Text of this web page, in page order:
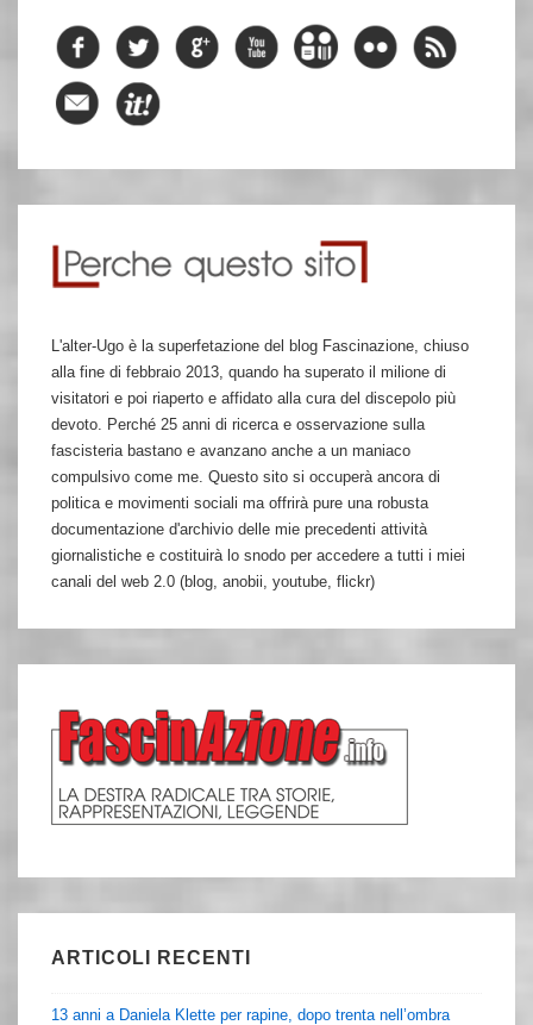
L'alter-Ugo è la superfetazione del blog Fascinazione, chiuso
alla fine di febbraio 2013, quando ha superato il milione di
visitatori e poi riaperto e affidato alla cura del discepolo più
devoto. Perché 25 anni di ricerca e osservazione sulla
fascisteria bastano e avanzano anche a un maniaco
compulsivo come me. Questo sito si occuperà ancora di
politica e movimenti sociali ma offrirà pure una robusta
documentazione d'archivio delle mie precedenti attività
giornalistiche e costituirà lo snodo per accedere a tutti i miei
canali del web 2.0 (blog, anobii, youtube, flickr)
ARTICOLI RECENTI
13 anni a Daniela Klette per rapine, dopo trenta nell’ombra